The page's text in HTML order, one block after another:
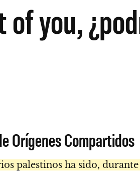
you,
Orígenes Compartidos
palestinos ha sido,